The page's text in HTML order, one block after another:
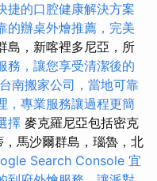
捷的口腔健康解決方案
的辦桌外燴推薦，完美
島，新喀裡多尼亞，所
務，讓您享受清潔後的
台南搬家公司，當地可靠
，專業服務讓過程更簡
擇 麥克羅尼亞包括密克
馬沙爾群島，瑙魯，北
Search Console 宜